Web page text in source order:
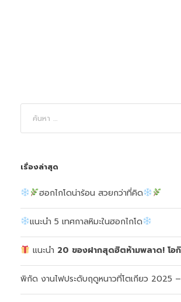
เรื่องล่าสุด
ฮอกไกโดน่าร้อน สวยกว่าที่คิด
แนะนำ 5 เทศกาลหิมะในฮอกไกโด
แนะนำ 20 ของฝากสุดฮิตห้ามพลาด! โอ
พิกัด งานไฟประดับฤดูหนาวที่โตเกียว 2025